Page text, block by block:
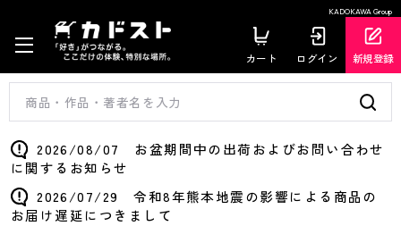
KADOKAWA Group
カート ログイン 新規登録
2026/08/07 お盆期間中の出荷およびお問い合わせ
に関するお知らせ
2026/07/29 令和8年熊本地震の影響による商品の
お届け遅延につきまして